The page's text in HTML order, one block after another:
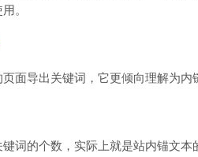
。
面导出关键词，它更倾向理解为内
键词的个数，实际上就是站内锚文